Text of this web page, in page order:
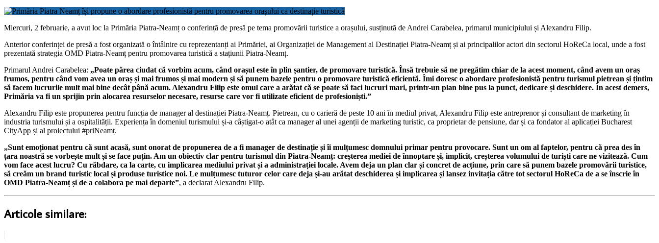
Miercuri, 2 februarie, a avut loc la Primăria Piatra-Neamț o conferință de presă pe tema promovării turistice a orașului, susținută de Andrei Carabelea, primarul municipiului și Alexandru Filip.
Anterior conferinței de presă a fost organizată o întâlnire cu reprezentanți ai Primăriei, ai Organizației de Management al Destinației Piatra-Neamț și ai principalilor actori din sectorul HoReCa local, unde a fost
prezentată strategia OMD Piatra-Neamț pentru promovarea turistică a stațiunii Piatra-Neamț.
Primarul Andrei Carabelea: „Poate părea ciudat că vorbim acum, când orașul este în plin șantier, de promovare turistică. Însă trebuie să ne pregătim chiar de la acest moment, când avem un oraș
frumos, pentru când vom avea un oraș și mai frumos și mai modern și să punem bazele pentru o promovare turistică eficientă. Îmi doresc o abordare profesionistă pentru turismul pietrean și țintim
să facem lucrurile mult mai bine decât până acum. Alexandru Filip este omul care a arătat că se poate să faci lucruri mari, printr-un plan bine pus la punct, dedicare și deschidere. În acest demers,
Primăria va fi un sprijin prin alocarea resurselor necesare, resurse care vor fi utilizate eficient de profesioniști.”
Alexandru Filip este propunerea pentru funcția de manager al destinației Piatra-Neamț. Pietrean, cu o carieră de peste 10 ani în mediul privat, Alexandru Filip este antreprenor și consultant de marketing în
industria turismului și a ospitalității. Experiența în domeniul turismului și-a câștigat-o atât ca manager al unei agenții de marketing turistic, ca proprietar de pensiune, dar și ca fondator al aplicației Bucharest
CityApp și al proiectului #priNeamț.
„Sunt emoționat pentru că sunt acasă, sunt onorat de propunerea de a fi manager de destinație și îi mulțumesc domnului primar pentru provocare. Sunt un om al faptelor, pentru că prea des în
țara noastră se vorbește mult și se face puțin. Am un obiectiv clar pentru turismul din Piatra-Neamț: creșterea mediei de înnoptare și, implicit, creșterea volumului de turiști care ne vizitează. Cum
vom face acest lucru? Cu răbdare, ca la carte, cu implicarea mediului privat și a administrației locale. Avem deja un plan clar și concret de acțiune, prin care să punem bazele promovării turistice,
să creăm un brand turistic local și produse turistice noi. Le mulțumesc tuturor celor care deja și-au arătat deschiderea și implicarea și lansez invitația către tot sectorul HoReCa de a se înscrie în
OMD Piatra-Neamț și de a colabora pe mai departe”, a declarat Alexandru Filip.
Articole similare: